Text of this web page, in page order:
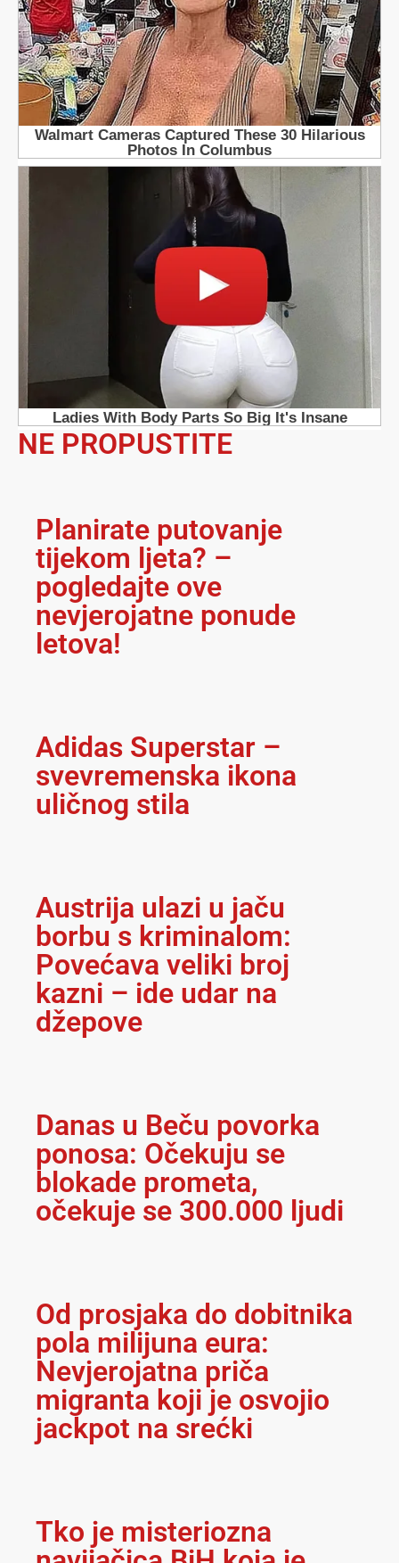
NE PROPUSTITE
Planirate putovanje
tijekom ljeta? –
pogledajte ove
nevjerojatne ponude
letova!
Adidas Superstar –
svevremenska ikona
uličnog stila
Austrija ulazi u jaču
borbu s kriminalom:
Povećava veliki broj
kazni – ide udar na
džepove
Danas u Beču povorka
ponosa: Očekuju se
blokade prometa,
očekuje se 300.000 ljudi
Od prosjaka do dobitnika
pola milijuna eura:
Nevjerojatna priča
migranta koji je osvojio
jackpot na srećki
Tko je misteriozna